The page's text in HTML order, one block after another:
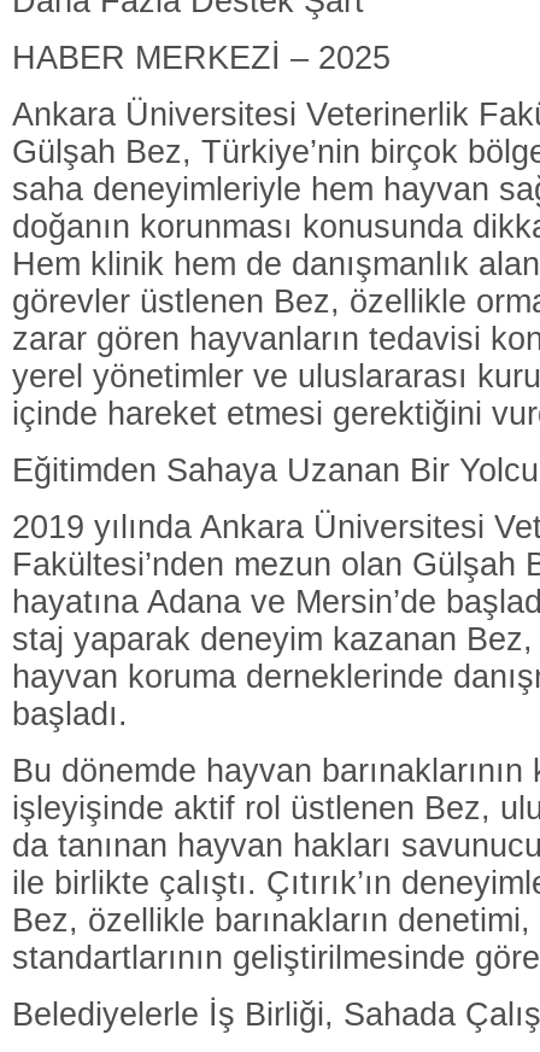
HABER MERKEZİ – 2025
Ankara Üniversitesi Veterinerlik
Gülşah Bez, Türkiye’nin birçok
saha deneyimleriyle hem hayvan
doğanın korunması konusunda
Hem klinik hem de danışmanlık
görevler üstlenen Bez, özellikle
zarar gören hayvanların tedavisi
yerel yönetimler ve uluslararası
içinde hareket etmesi gerektiğini
Eğitimden Sahaya Uzanan Bir
2019 yılında Ankara Üniversitesi
Fakültesi’nden mezun olan Gülşah
hayatına Adana ve Mersin’de
staj yaparak deneyim kazanan
hayvan koruma derneklerinde
başladı.
Bu dönemde hayvan
işleyişinde aktif rol üstlenen Bez,
da tanınan hayvan hakları
ile birlikte çalıştı. Çıtırık’ın
Bez, özellikle barınakların
standartlarının geliştirilmesinde
Belediyelerle İş Birliği, Sahada